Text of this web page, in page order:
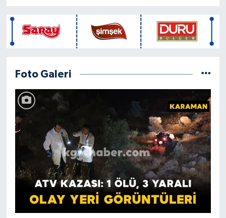
Foto Galeri